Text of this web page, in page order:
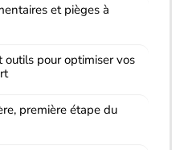
et pièges à
outils pour optimiser vos
première étape du